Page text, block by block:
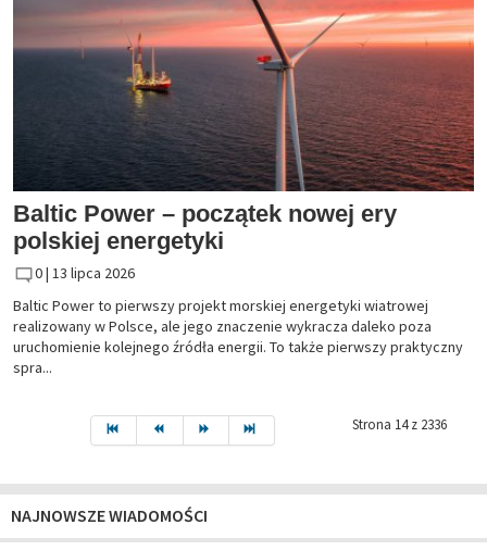
Baltic Power – początek nowej ery
polskiej energetyki
0 | 13 lipca 2026
Baltic Power to pierwszy projekt morskiej energetyki wiatrowej
realizowany w Polsce, ale jego znaczenie wykracza daleko poza
uruchomienie kolejnego źródła energii. To także pierwszy praktyczny
spra...
Strona 14 z 2336
NAJNOWSZE WIADOMOŚCI